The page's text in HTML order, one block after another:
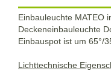
Einbauleuchte MATEO
Deckeneinbauleuchte
Einbauspot ist um 65°/
Lichttechnische